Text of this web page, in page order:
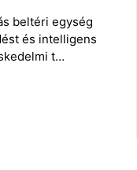
beltéri egység
és intelligens
t…